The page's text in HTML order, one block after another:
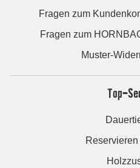
Fragen zum
Fragen zum
Muster-
Top-